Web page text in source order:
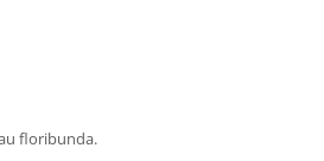
floribunda.